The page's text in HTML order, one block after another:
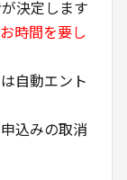
決定します
時間を要し
自動エント
込みの取消